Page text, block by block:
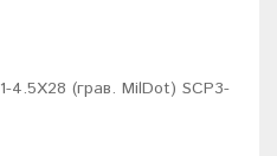
4.5X28 (грав. MilDot) SCP3-